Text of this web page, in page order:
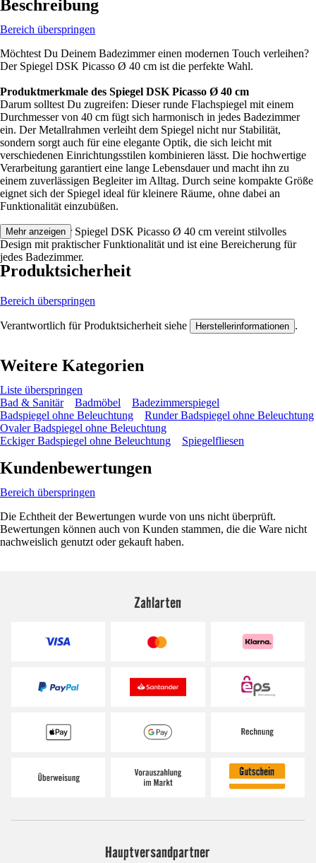
Beschreibung
Bereich überspringen
Möchtest Du Deinem Badezimmer einen modernen Touch verleihen?
Der Spiegel DSK Picasso Ø 40 cm ist die perfekte Wahl.
Produktmerkmale des Spiegel DSK Picasso Ø 40 cm
Darum solltest Du zugreifen: Dieser runde Flachspiegel mit einem
Durchmesser von 40 cm fügt sich harmonisch in jedes Badezimmer
ein. Der Metallrahmen verleiht dem Spiegel nicht nur Stabilität,
sondern sorgt auch für eine elegante Optik, die sich leicht mit
verschiedenen Einrichtungsstilen kombinieren lässt. Die hochwertige
Verarbeitung garantiert eine lange Lebensdauer und macht ihn zu
einem zuverlässigen Begleiter im Alltag. Durch seine kompakte Größe
eignet sich der Spiegel ideal für kleinere Räume, ohne dabei an
Funktionalität einzubüßen.
Festgezurrt: Der Spiegel DSK Picasso Ø 40 cm vereint stilvolles
Design mit praktischer Funktionalität und ist eine Bereicherung für
jedes Badezimmer.
Mehr anzeigen
Produktsicherheit
Bereich überspringen
Verantwortlich für Produktsicherheit siehe Herstellerinformationen .
Weitere Kategorien
Liste überspringen
Bad & Sanitär
Badmöbel
Badezimmerspiegel
Badspiegel ohne Beleuchtung
Runder Badspiegel ohne Beleuchtung
Ovaler Badspiegel ohne Beleuchtung
Eckiger Badspiegel ohne Beleuchtung
Spiegelfliesen
Kundenbewertungen
Bereich überspringen
Die Echtheit der Bewertungen wurde von uns nicht überprüft.
Bewertungen können auch von Kunden stammen, die die Ware nicht
nachweislich genutzt oder gekauft haben.
Zahlarten
Hauptversandpartner